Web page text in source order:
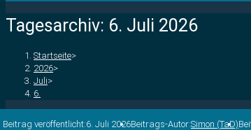
Tagesarchiv: 6. Juli 2026
Startseite>
2026>
Juli>
6.
Beitrag veröffentlicht:6. Juli 2026Beitrags-Autor:Simon (TaD)